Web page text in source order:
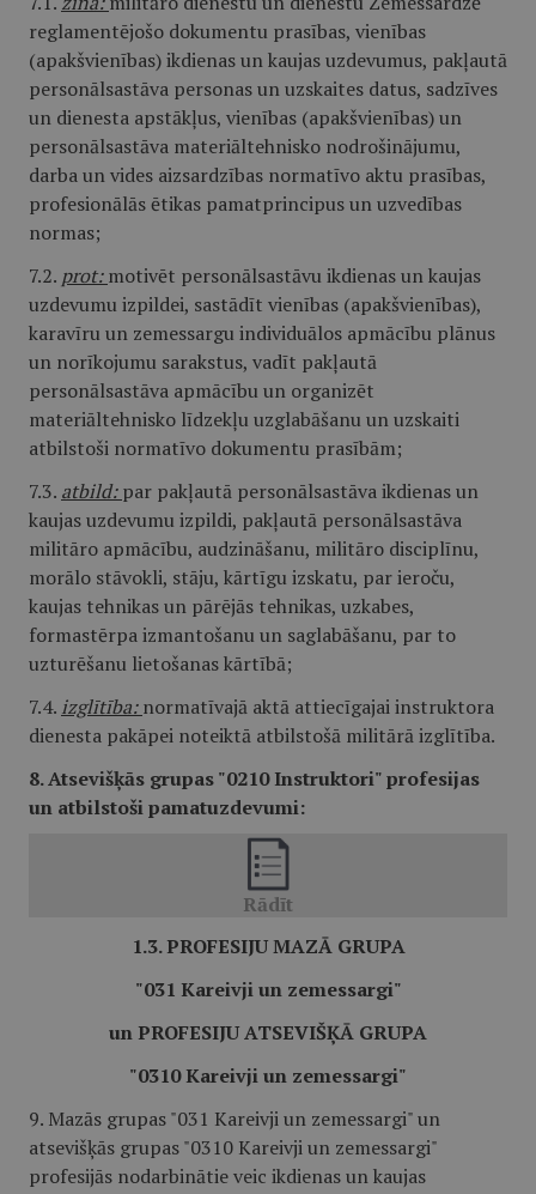
reglamentējošo dokumentu prasības, vienības
(apakšvienības) ikdienas un kaujas uzdevumus, pakļautā
personālsastāva personas un uzskaites datus, sadzīves
un dienesta apstākļus, vienības (apakšvienības) un
personālsastāva materiāltehnisko nodrošinājumu,
darba un vides aizsardzības normatīvo aktu prasības,
profesionālās ētikas pamatprincipus un uzvedības
normas;
7.2. prot: motivēt personālsastāvu ikdienas un kaujas
uzdevumu izpildei, sastādīt vienības (apakšvienības),
karavīru un zemessargu individuālos apmācību plānus
un norīkojumu sarakstus, vadīt pakļautā
personālsastāva apmācību un organizēt
materiāltehnisko līdzekļu uzglabāšanu un uzskaiti
atbilstoši normatīvo dokumentu prasībām;
7.3. atbild: par pakļautā personālsastāva ikdienas un
kaujas uzdevumu izpildi, pakļautā personālsastāva
militāro apmācību, audzināšanu, militāro disciplīnu,
morālo stāvokli, stāju, kārtīgu izskatu, par ieroču,
kaujas tehnikas un pārējās tehnikas, uzkabes,
formastērpa izmantošanu un saglabāšanu, par to
uzturēšanu lietošanas kārtībā;
7.4. izglītība: normatīvajā aktā attiecīgajai instruktora
dienesta pakāpei noteiktā atbilstošā militārā izglītība.
8. Atsevišķās grupas "0210 Instruktori" profesijas
un atbilstoši pamatuzdevumi:
1.3. PROFESIJU MAZĀ GRUPA
"031 Kareivji un zemessargi"
un PROFESIJU ATSEVIŠĶĀ GRUPA
"0310 Kareivji un zemessargi"
9. Mazās grupas "031 Kareivji un zemessargi" un
atsevišķās grupas "0310 Kareivji un zemessargi"
profesijās nodarbinātie veic ikdienas un kaujas